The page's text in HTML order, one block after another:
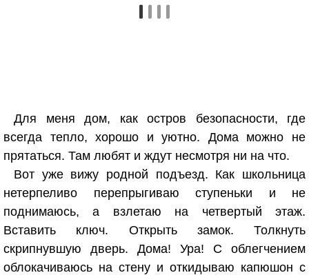
Для меня дом, как остров безопасности, где
всегда тепло, хорошо и уютно. Дома можно не
прятаться. Там любят и ждут несмотря ни на что.
Вот уже вижу родной подъезд. Как школьница
нетерпеливо перепрыгиваю ступеньки и не
поднимаюсь, а взлетаю на четвертый этаж.
Вставить ключ. Открыть замок. Толкнуть
скрипнувшую дверь. Дома! Ура! С облегчением
облокачиваюсь на стену и откидываю капюшон с